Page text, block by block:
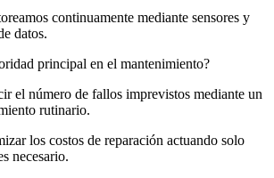
continuamente mediante sensores y
datos.
principal en el mantenimiento?
el número de fallos imprevistos mediante un
rutinario.
los costos de reparación actuando solo
necesario.